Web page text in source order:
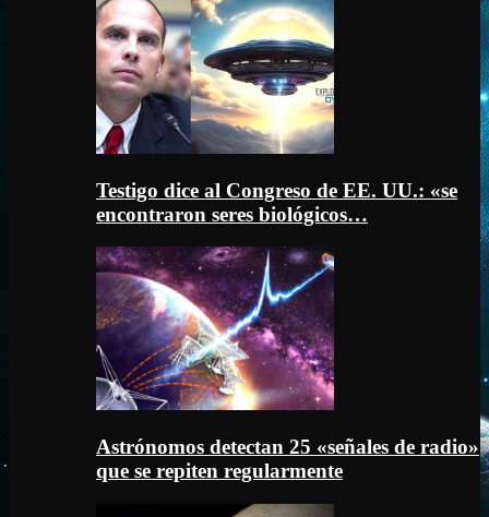
Testigo dice al Congreso de EE. UU.: «se
encontraron seres biológicos…
Astrónomos detectan 25 «señales de radio»
que se repiten regularmente